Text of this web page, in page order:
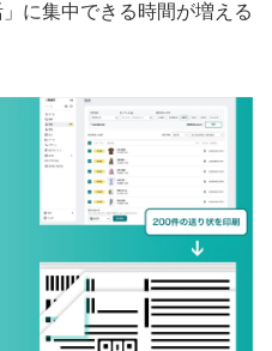
に集中できる時間が増える